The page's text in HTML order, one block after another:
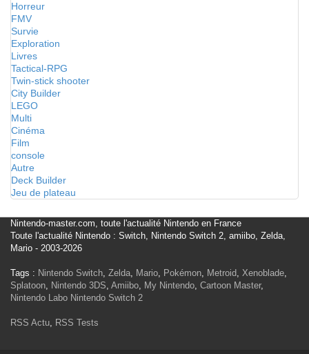
Horreur
FMV
Survie
Exploration
Livres
Tactical-RPG
Twin-stick shooter
City Builder
LEGO
Multi
Cinéma
Film
console
Autre
Deck Builder
Jeu de plateau
Nintendo-master.com, toute l'actualité Nintendo en France
Toute l'actualité Nintendo : Switch, Nintendo Switch 2, amiibo, Zelda,
Mario - 2003-2026
Tags : Nintendo Switch, Zelda, Mario, Pokémon, Metroid, Xenoblade,
Splatoon, Nintendo 3DS, Amiibo, My Nintendo, Cartoon Master,
Nintendo Labo Nintendo Switch 2
RSS Actu, RSS Tests